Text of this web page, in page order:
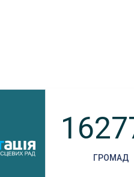
ГРОМАД